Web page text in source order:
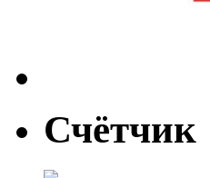
Счётчик